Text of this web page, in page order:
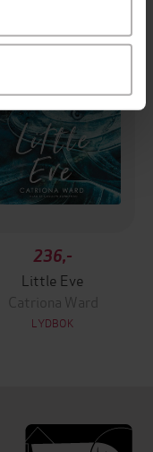
236,-
Little Eve
Catriona Ward
LYDBOK